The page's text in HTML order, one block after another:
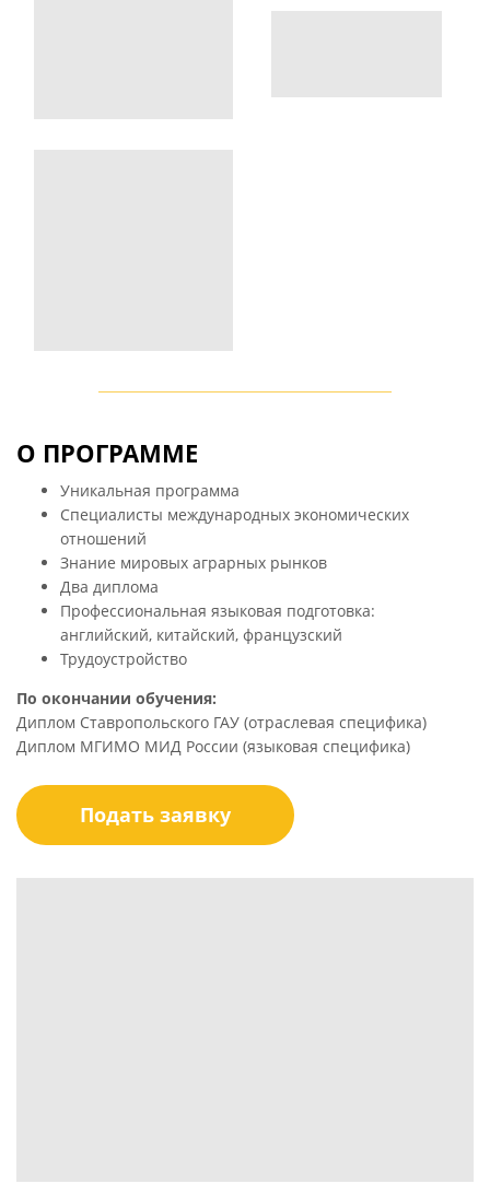
О ПРОГРАММЕ
Уникальная программа
Специалисты международных экономических
отношений
Знание мировых аграрных рынков
Два диплома
Профессиональная языковая подготовка:
английский, китайский, французский
Трудоустройство
По окончании обучения:
Диплом Ставропольского ГАУ (отраслевая специфика)
Диплом МГИМО МИД России (языковая специфика)
Подать заявку